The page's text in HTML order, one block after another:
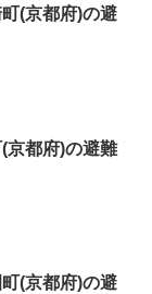
(京都府)の避
京都府)の避難
(京都府)の避